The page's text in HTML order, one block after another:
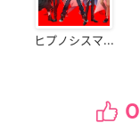
ヒプノシスマ...